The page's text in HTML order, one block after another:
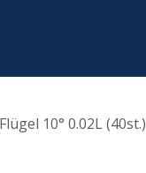
10° 0.02L (40st.)